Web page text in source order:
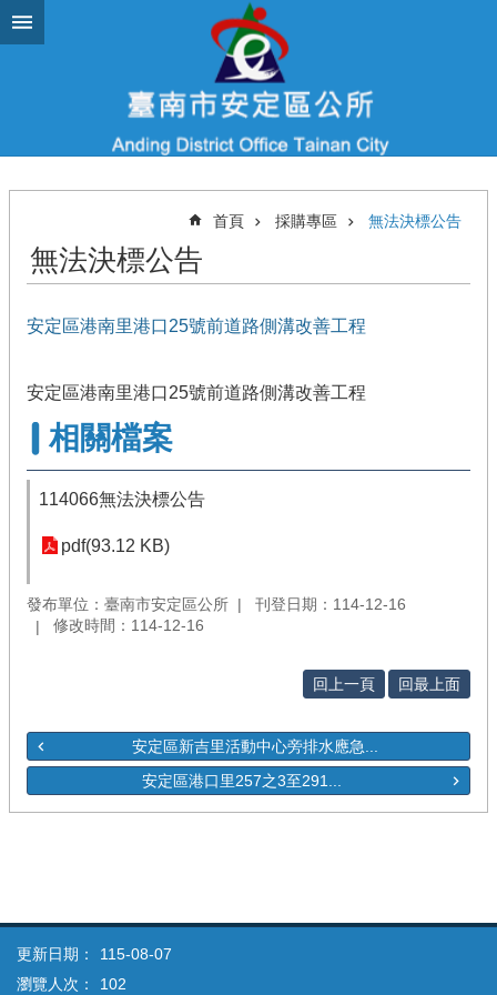
跳到主要內容區塊
首頁 採購專區 無法決標公告
無法決標公告
安定區港南里港口25號前道路側溝改善工程
安定區港南里港口25號前道路側溝改善工程
相關檔案
114066無法決標公告
pdf(93.12 KB)
發布單位：臺南市安定區公所
刊登日期：114-12-16
修改時間：114-12-16
回上一頁 回最上面
安定區新吉里活動中心旁排水應急...
安定區港口里257之3至291...
更新日期：
115-08-07
瀏覽人次：
102